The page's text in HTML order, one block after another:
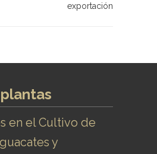
exportación
en el Cultivo de
y